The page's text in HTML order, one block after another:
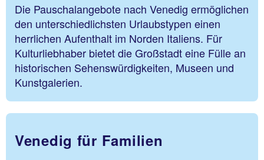
Die Pauschalangebote nach Venedig ermöglichen
den unterschiedlichsten Urlaubstypen einen
herrlichen Aufenthalt im Norden Italiens. Für
Kulturliebhaber bietet die Großstadt eine Fülle an
historischen Sehenswürdigkeiten, Museen und
Kunstgalerien.
Venedig für Familien